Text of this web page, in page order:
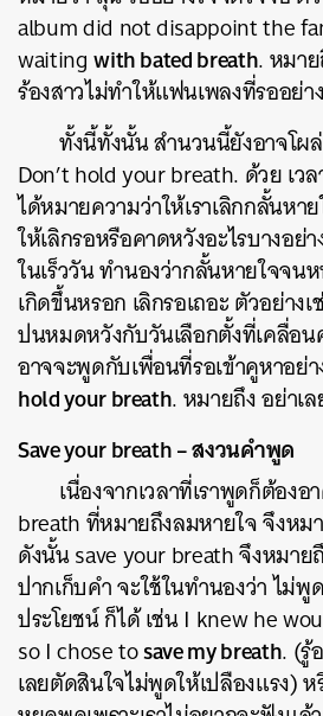
album did not disappoint the
waitingwith bated breath. หมา
ร้องสาวไม่ทำให้แฟนเพลงที่รออย่
ทั้งนี้ทั้งนั้น สำนวนนี้ยังอาจโผล่
Don’t hold your breath. ด้วย เว
ได้หมายความว่าให้เราเลิกกลั้นหา
ให้เลิกรอหรือคาดหวังอะไรบางอย่
ในเร็ววัน ทำนองว่ากลั้นหายใจจน
เกิดขึ้นหรอก เลิกรอเถอะ ตัวอย่าง
ปนหมดหวังกับวันเลือกตั้งที่เคลื่อ
อาจจะพูดกับเพื่อนที่รอเข้าคูหาอย่
hold your breath. หมายถึง อย่าเ
Save your breath – สงวนคำพูด
เนื่องจากเวลาที่เราพูดก็ต้อง
breath ที่หมายถึงลมหายใจ จึงห
ดังนั้น save your breath จึงหมาย
ปากเก็บคำ จะใช้ในทำนองว่า ไม่พู
ประโยชน์ ก็ได้ เช่น I knew he
so I chose tosave my breath. (รู้
เลยตัดสินใจไม่พูดให้เปลืองแรง)